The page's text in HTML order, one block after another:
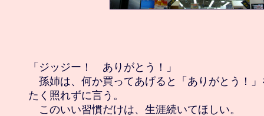
「ジッジー！　ありがとう！」
孫姉は、何か買ってあげると「ありがとう！
たく照れずに言う。
このいい習慣だけは、生涯続いてほしい。